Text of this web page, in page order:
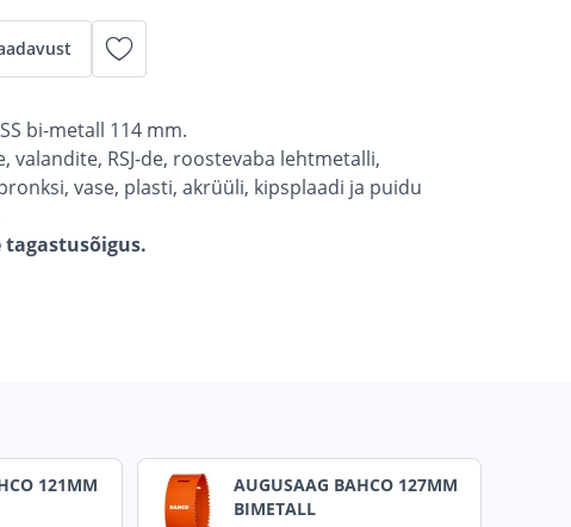
bi-metall 114 mm.
valandite, RSJ-de, roostevaba lehtmetalli,
vase, plasti, akrüüli, kipsplaadi ja puidu
tagastusõigus.
121MM
AUGUSAAG BAHCO 127MM
BIMETALL